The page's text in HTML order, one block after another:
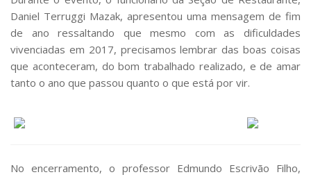
Daniel Terruggi Mazak, apresentou uma mensagem de fim
de ano ressaltando que mesmo com as dificuldades
vivenciadas em 2017, precisamos lembrar das boas coisas
que aconteceram, do bom trabalhado realizado, e de amar
tanto o ano que passou quanto o que está por vir.
No encerramento, o professor Edmundo Escrivão Filho,